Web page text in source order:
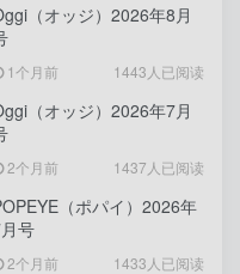
（オッジ）2026年8月
1个月前 1443人已阅读
（オッジ）2026年7月
2个月前 1437人已阅读
（ポパイ）2026年
号
2个月前 1433人已阅读